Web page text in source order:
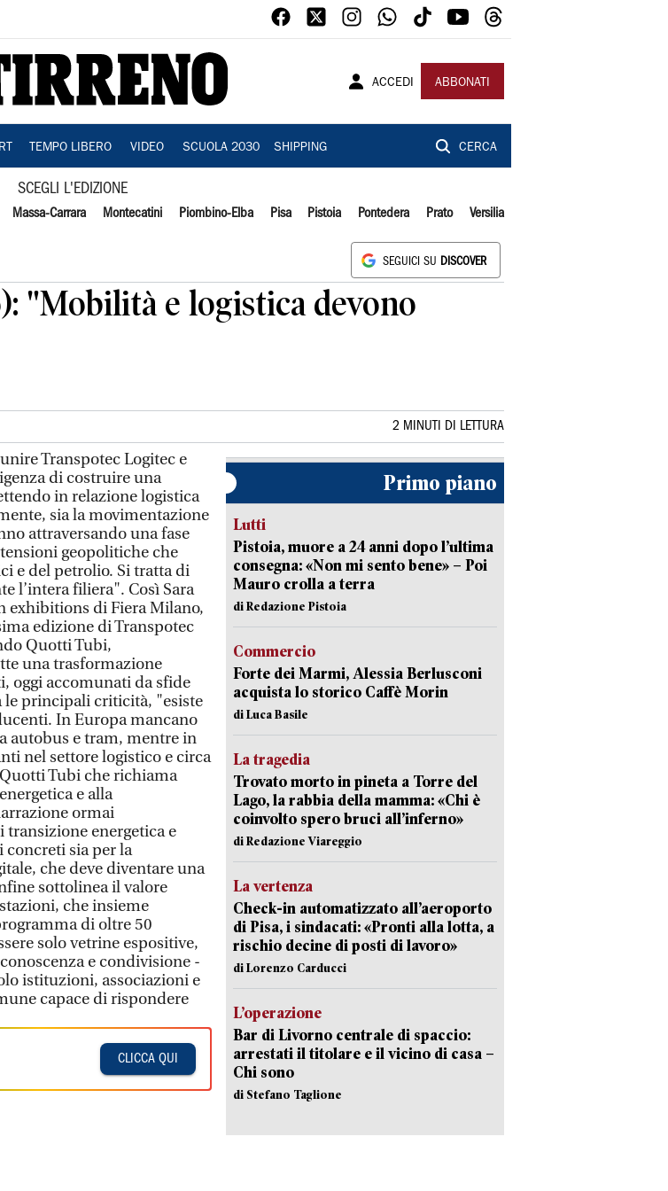
ACCEDI ABBONATI
TEMPO LIBERO VIDEO SCUOLA 2030 SHIPPING CERCA
SCEGLI L'EDIZIONE
Massa-Carrara Montecatini Piombino-Elba Pisa Pistoia Pontedera Prato Versilia
SEGUICI SU DISCOVER
"Mobilità e logistica devono
2 MINUTI DI LETTURA
Transpotec Logitec e
di costruire una
in relazione logistica
sia la movimentazione
attraversando una fase
geopolitiche che
e del petrolio. Si tratta di
l’intera filiera". Così Sara
exhibitions di Fiera Milano,
edizione di Transpotec
Quotti Tubi,
una trasformazione
oggi accomunati da sfide
principali criticità, "esiste
In Europa mancano
autobus e tram, mentre in
nel settore logistico e circa
Tubi che richiama
e alla
ormai
transizione energetica e
concreti sia per la
che deve diventare una
sottolinea il valore
che insieme
di oltre 50
solo vetrine espositive,
e condivisione -
istituzioni, associazioni e
capace di rispondere
CLICCA QUI
Primo piano
Lutti
Pistoia, muore a 24 anni dopo l’ultima
consegna: «Non mi sento bene» – Poi
Mauro crolla a terra
di Redazione Pistoia
Commercio
Forte dei Marmi, Alessia Berlusconi
acquista lo storico Caffè Morin
di Luca Basile
La tragedia
Trovato morto in pineta a Torre del
Lago, la rabbia della mamma: «Chi è
coinvolto spero bruci all’inferno»
di Redazione Viareggio
La vertenza
Check-in automatizzato all’aeroporto
di Pisa, i sindacati: «Pronti alla lotta, a
rischio decine di posti di lavoro»
di Lorenzo Carducci
L’operazione
Bar di Livorno centrale di spaccio:
arrestati il titolare e il vicino di casa –
Chi sono
di Stefano Taglione